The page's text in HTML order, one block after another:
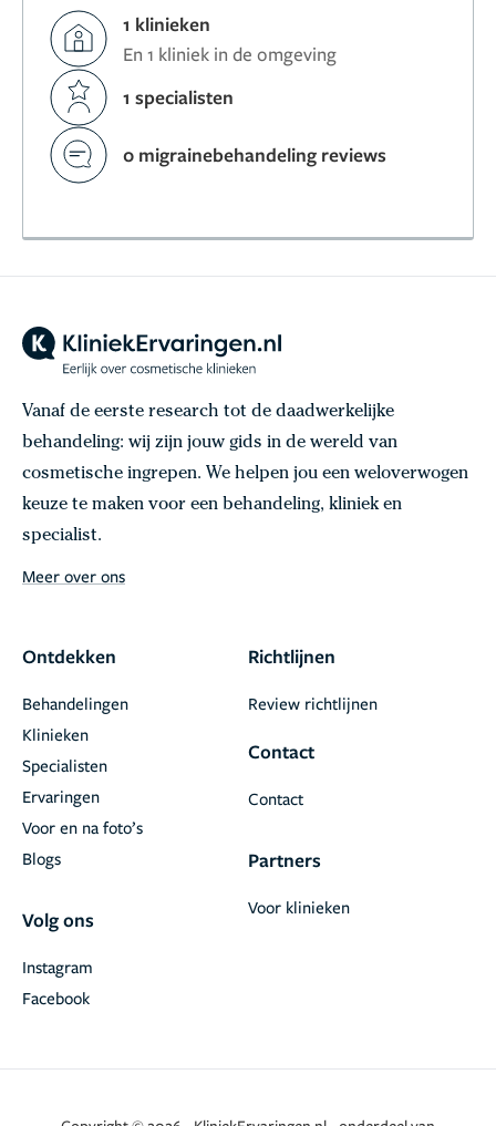
1 klinieken
En 1 kliniek in de omgeving
1 specialisten
0 migrainebehandeling reviews
Vanaf de eerste research tot de daadwerkelijke
behandeling: wij zijn jouw gids in de wereld van
cosmetische ingrepen. We helpen jou een weloverwogen
keuze te maken voor een behandeling, kliniek en
specialist.
Meer over ons
Ontdekken
Behandelingen
Klinieken
Specialisten
Ervaringen
Voor en na foto’s
Blogs
Volg ons
Facebook
Instagram
Richtlijnen
Review richtlijnen
Contact
Contact
Partners
Voor klinieken